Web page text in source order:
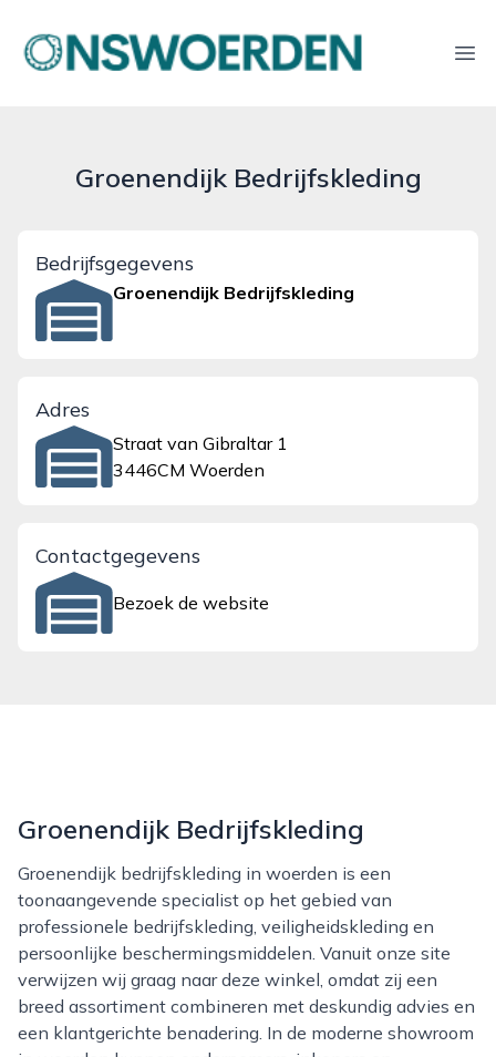
onswoerden.nl
Groenendijk Bedrijfskleding
Bedrijfsgegevens
Groenendijk Bedrijfskleding
Adres
Straat van Gibraltar 1
3446CM Woerden
Contactgegevens
Bezoek de website
Groenendijk Bedrijfskleding
Groenendijk bedrijfskleding in woerden is een
toonaangevende specialist op het gebied van
professionele bedrijfskleding, veiligheidskleding en
persoonlijke beschermingsmiddelen. Vanuit onze site
verwijzen wij graag naar deze winkel, omdat zij een
breed assortiment combineren met deskundig advies en
een klantgerichte benadering. In de moderne showroom